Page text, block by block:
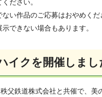
ださい。
い作品のご応募はおやめくだ
できない場合もあります。
イクを開催しまし
父鉄道株式会社と共催で、美